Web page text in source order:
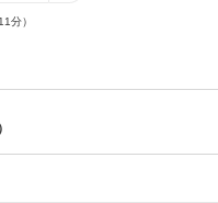
分）